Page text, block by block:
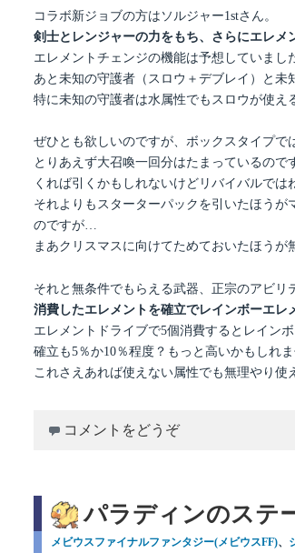
コラボ新ジョブの方はソルジャー1stさん。
剣士とレンジャーの力をもち、さらにエレメ
エレメントチェンジの機能は予想していまし
あと未知の守護者（スロウ＋デブレイ）と未
特に未知の守護者は水属性でもスロウが使え
ぜひとも欲しいのですが、ボックスタイプ
とりあえず大召喚一回分はたまっているの
くれば引くかもしれないけどリバイバルでは
それよりもスターターパックを引いたほう
のですが…
まあクリスマスに向けてためておいたほう
それと無条件でもらえる武器、正宗のアビリ
消費したエレメントを確立でレインボーエレ
エレメントドライブで5個消費するとレイン
確立も5％か10％程度？もっと高いかもしれ
これさえあれば使えない属性でも無理やり使
コメントをどうぞ
パラディンのステ
カ
メビウスファイナルファンタジー(メビウスFF)、